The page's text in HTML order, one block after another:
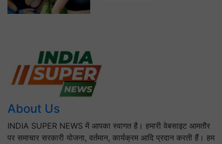
About Us
INDIA SUPER NEWS में आपका स्वागत है। हमारी वेबसाइट आमतौर
पर समाचार सरकारी योजना, वर्तमान, कार्यक्रम आदि प्रदान करती हैं। हम